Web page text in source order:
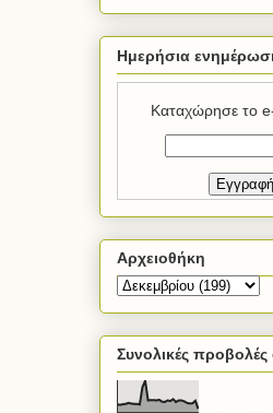
Ημερήσια
Καταχώρησε το
Αρχειοθήκη
Συνολικές προβολές